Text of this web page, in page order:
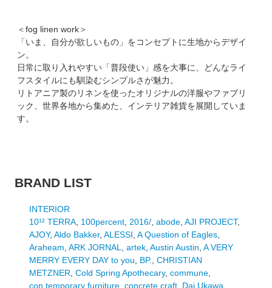
＜fog linen work＞
「いま、自分が欲しいもの」をコンセプトに生地からデザイ
ン。
日常に取り入れやすい「普段使い」感を大事に、どんなライ
フスタイルにも馴染むシンプルさが魅力。
リトアニア製のリネンを使ったオリジナルの洋服やファブリ
ック、世界各地から集めた、インテリア雑貨を展開していま
す。
BRAND LIST
INTERIOR
10¹² TERRA, 100percent, 2016/, abode, AJI PROJECT,
AJOY, Aldo Bakker, ALESSI A Question of Eagles,
Araheam ARK JORNAL artek, Austin Austin A VERY
MERRY EVERY DAY to you
BP.
CHRISTIAN
METZNER Cold Spring Apothecary, commune,
con.temporary furniture, concrete craft, Dai Ukawa